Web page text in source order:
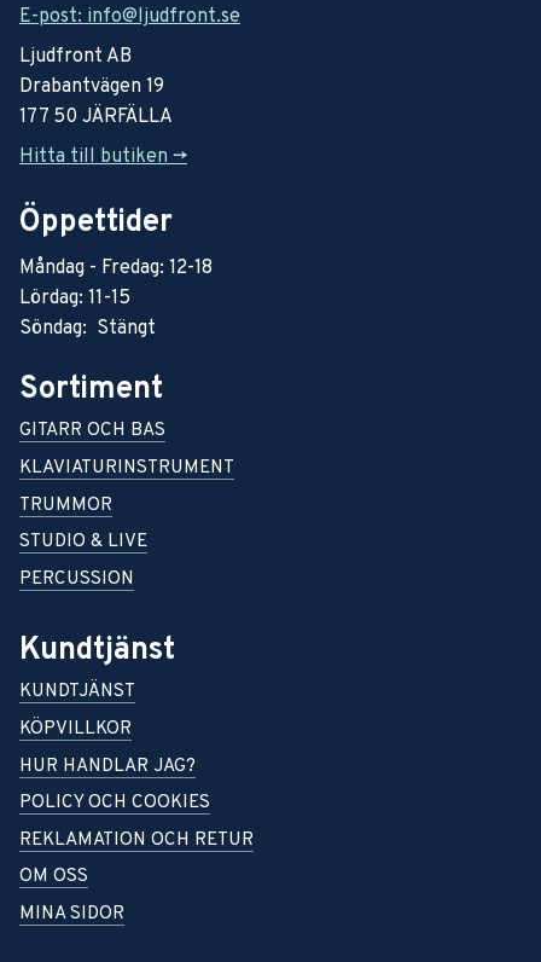
E-post: info@ljudfront.se
Ljudfront AB
Drabantvägen 19
177 50 JÄRFÄLLA
Hitta till butiken ->
Öppettider
Måndag - Fredag: 12-18
Lördag: 11-15
Söndag: Stängt
Sortiment
GITARR OCH BAS
KLAVIATURINSTRUMENT
TRUMMOR
STUDIO & LIVE
PERCUSSION
Kundtjänst
KUNDTJÄNST
KÖPVILLKOR
HUR HANDLAR JAG?
POLICY OCH COOKIES
REKLAMATION OCH RETUR
OM OSS
MINA SIDOR